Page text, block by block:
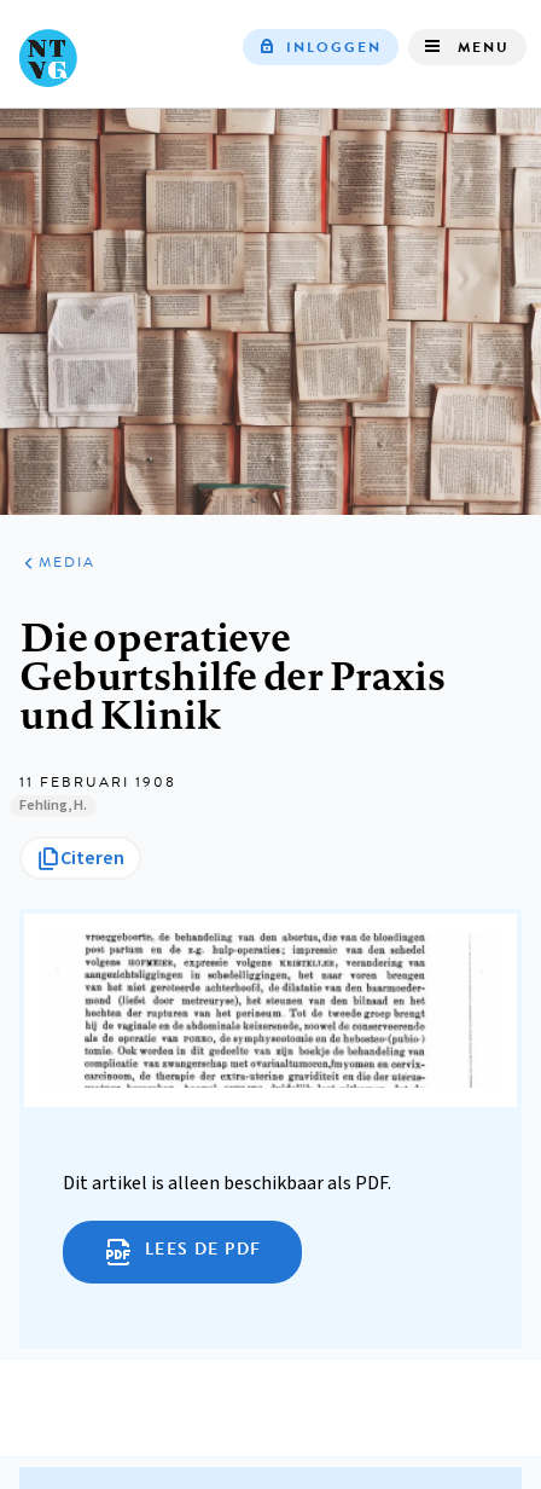
navigation
INLOGGEN MENU
ARTIKELEN
VARIA
MEDIA
Die operatieve
Geburtshilfe der Praxis
und Klinik
11 FEBRUARI 1908
Fehling, H.
Citeren
Dit artikel is alleen beschikbaar als PDF.
LEES DE PDF